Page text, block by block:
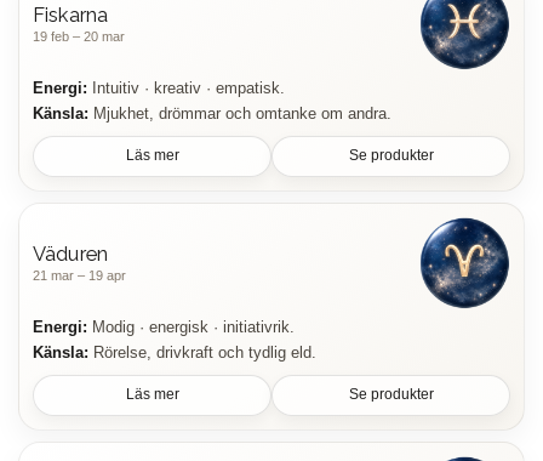
Fiskarna
19 feb – 20 mar
Energi: Intuitiv · kreativ · empatisk.
Känsla: Mjukhet, drömmar och omtanke om andra.
Läs mer Se produkter
Väduren
21 mar – 19 apr
Energi: Modig · energisk · initiativrik.
Känsla: Rörelse, drivkraft och tydlig eld.
Läs mer Se produkter